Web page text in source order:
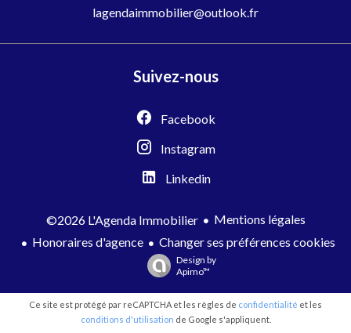
lagendaimmobilier@outlook.fr
Suivez-nous
Facebook
Instagram
Linkedin
©2026 L'Agenda Immobilier
Mentions légales
Honoraires d'agence
Changer ses préférences cookies
Design by
Apimo™
Ce site est protégé par reCAPTCHA et les règles de confidentialité et les
conditions d'utilisation de Google s'appliquent.